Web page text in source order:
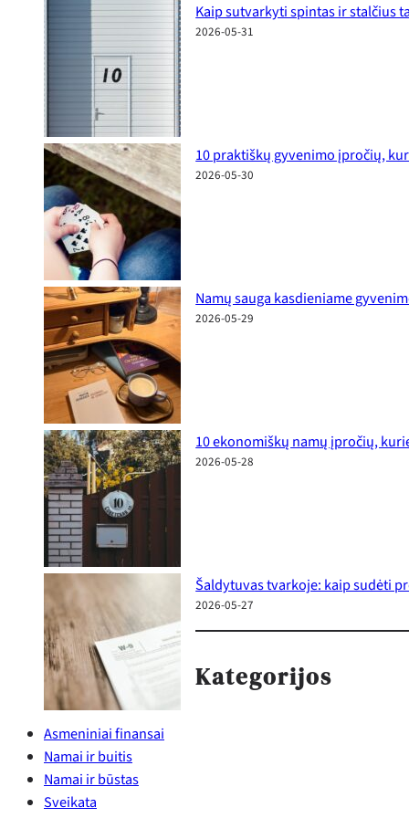
Kaip sutvarkyti spintas ir stalčius
2026-05-31
10 praktiškų gyvenimo įpročių,
2026-05-30
Namų sauga kasdieniame
2026-05-29
10 ekonomiškų namų įpročių,
2026-05-28
Šaldytuvas tvarkoje: kaip sudėti
2026-05-27
Kategorijos
Asmeniniai finansai
Namai ir buitis
Namai ir būstas
Sveikata